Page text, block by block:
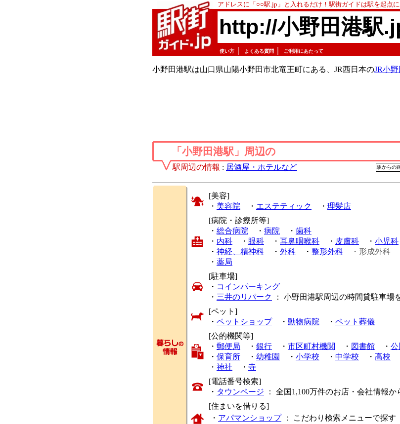
アドレスに「○○駅.jp」と入れるだけ！駅街ガイドは駅を起点
http://小野田港駅
使い方 よくある質問 ご利用にあたって
小野田港駅は山口県山陽小野田市北竜王町にある、JR西日本のJR小
「小野田港駅」周辺の
駅周辺の情報 : 居酒屋・ホテルなど 駅からの
[美容]
・ 美容院 ・ エステティック ・ 理髪店
[病院・診療所等]
・ 総合病院 ・ 病院 ・ 歯科
・ 内科 ・ 眼科 ・ 耳鼻咽喉科 ・ 皮膚科 ・ 小児科
・ 神経、精神科 ・ 外科 ・ 整形外科 ・形成外科
・ 薬局
[駐車場]
・ コインパーキング
・ 三井のリパーク
： 小野田港駅周辺の時間貸駐車場
[ペット]
・ ペットショップ・ 動物病院 ・ ペット葬儀
[公的機関等]
・ 郵便局 ・ 銀行 ・ 市区町村機関 ・ 図書館 ・ 公
・ 保育所 ・ 幼稚園 ・ 小学校 ・ 中学校 ・ 高校
・ 神社 ・ 寺
[電話番号検索]
・ タウンページ ： 全国1,100万件のお店・会社情報
[住まいを借りる]
・ アパマンショップ： こだわり検索メニューで探す